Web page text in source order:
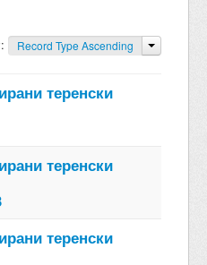
Record Type Ascending
теренски
теренски
теренски